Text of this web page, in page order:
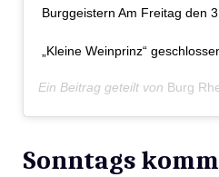
Burggeistern Am Freitag den
„Kleine Weinprinz“
Ein Beitrag geteilt von Burg
Sonntags